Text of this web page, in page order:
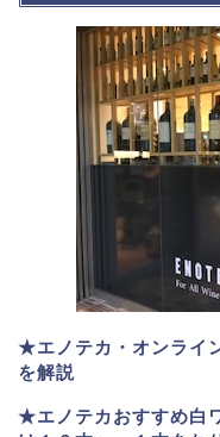
★エノテカ・オンライ
を解説
★エノテカおすすめ白